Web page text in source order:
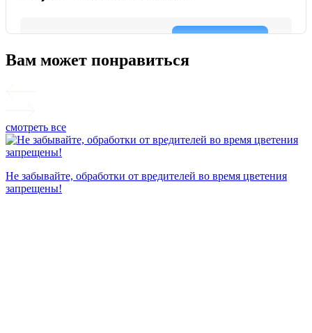
Вам может понравиться
смотреть все
Не забывайте, обработки от вредителей во время цветения
запрещены!